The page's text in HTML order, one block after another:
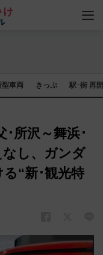
型車両 きっぷ 駅･街 再
所沢～舞浜･
なし、ガンダ
“新･観光特